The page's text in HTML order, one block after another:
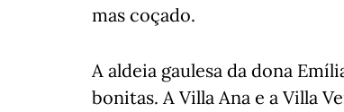
mas coçado.
A aldeia gaulesa da dona
bonitas. A Villa Ana e a Villa